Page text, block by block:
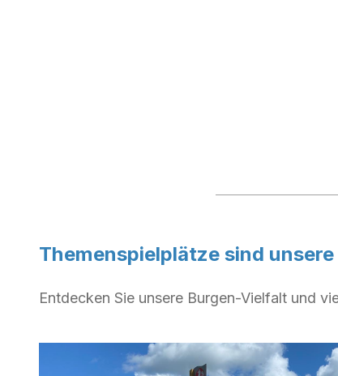
Themenspielplätze sind
Entdecken Sie unsere Burgen-Vielfalt und